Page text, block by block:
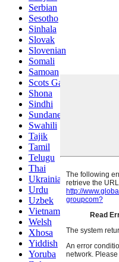
Serbian
Sesotho
Sinhala
Slovak
Slovenian
Somali
Samoan
Scots Gaelic
Shona
Sindhi
Sundanese
Swahili
Tajik
Tamil
Telugu
Thai
Ukrainian
Urdu
Uzbek
Vietnamese
Welsh
Xhosa
Yiddish
Yoruba